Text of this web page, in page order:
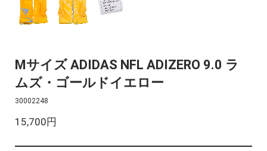
Mサイズ ADIDAS NFL ADIZERO 9.0 ラ
ムズ・ゴールドイエロー
30002248
15,700円